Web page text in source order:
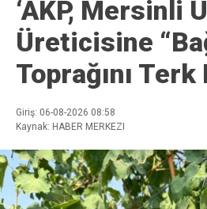
‘AKP, Mersinli
Üreticisine
Toprağını Terk
Giriş: 06-08-2026 08:58
Kaynak: HABER MERKEZI